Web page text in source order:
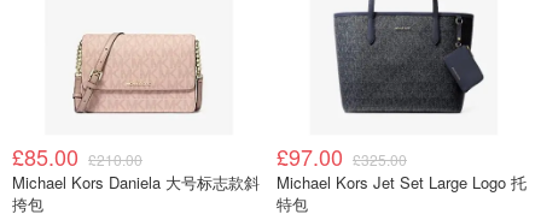
£85.00 £210.00
Michael Kors Daniela 大号标志款斜
挎包
£97.00 £325.00
Michael Kors Jet Set Large Logo 托
特包